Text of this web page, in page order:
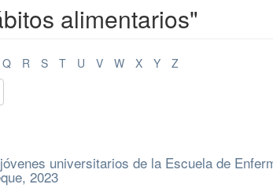
alimentarios"
Q R S T U V W X Y
Z
universitarios de la Escuela de
2023